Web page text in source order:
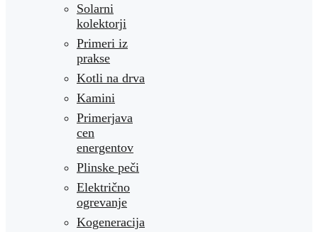
Solarni
kolektorji
Primeri iz
prakse
Kotli na drva
Kamini
Primerjava
cen
energentov
Plinske peči
Električno
ogrevanje
Kogeneracija